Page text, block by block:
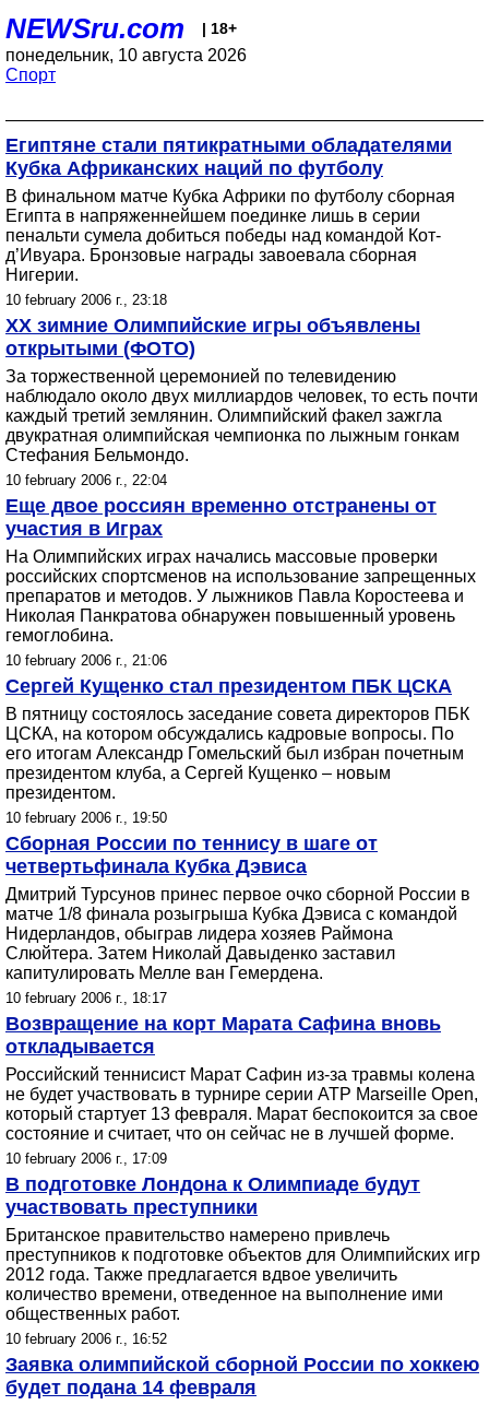
NEWSru.com | 18+
понедельник, 10 августа 2026
Спорт
Египтяне стали пятикратными обладателями
Кубка Африканских наций по футболу
В финальном матче Кубка Африки по футболу сборная
Египта в напряженнейшем поединке лишь в серии
пенальти сумела добиться победы над командой Кот-
д’Ивуара. Бронзовые награды завоевала сборная
Нигерии.
10 february 2006 г., 23:18
XX зимние Олимпийские игры объявлены
открытыми (ФОТО)
За торжественной церемонией по телевидению
наблюдало около двух миллиардов человек, то есть почти
каждый третий землянин. Олимпийский факел зажгла
двукратная олимпийская чемпионка по лыжным гонкам
Стефания Бельмондо.
10 february 2006 г., 22:04
Еще двое россиян временно отстранены от
участия в Играх
На Олимпийских играх начались массовые проверки
российских спортсменов на использование запрещенных
препаратов и методов. У лыжников Павла Коростеева и
Николая Панкратова обнаружен повышенный уровень
гемоглобина.
10 february 2006 г., 21:06
Сергей Кущенко стал президентом ПБК ЦСКА
В пятницу состоялось заседание совета директоров ПБК
ЦСКА, на котором обсуждались кадровые вопросы. По
его итогам Александр Гомельский был избран почетным
президентом клуба, а Сергей Кущенко – новым
президентом.
10 february 2006 г., 19:50
Сборная России по теннису в шаге от
четвертьфинала Кубка Дэвиса
Дмитрий Турсунов принес первое очко сборной России в
матче 1/8 финала розыгрыша Кубка Дэвиса с командой
Нидерландов, обыграв лидера хозяев Раймона
Слюйтера. Затем Николай Давыденко заставил
капитулировать Мелле ван Гемердена.
10 february 2006 г., 18:17
Возвращение на корт Марата Сафина вновь
откладывается
Российский теннисист Марат Сафин из-за травмы колена
не будет участвовать в турнире серии ATP Marseille Open,
который стартует 13 февраля. Марат беспокоится за свое
состояние и считает, что он сейчас не в лучшей форме.
10 february 2006 г., 17:09
В подготовке Лондона к Олимпиаде будут
участвовать преступники
Британское правительство намерено привлечь
преступников к подготовке объектов для Олимпийских игр
2012 года. Также предлагается вдвое увеличить
количество времени, отведенное на выполнение ими
общественных работ.
10 february 2006 г., 16:52
Заявка олимпийской сборной России по хоккею
будет подана 14 февраля